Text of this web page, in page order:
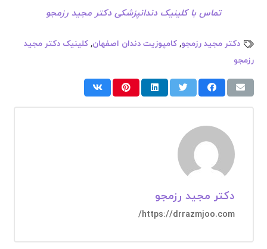
تماس با کلینیک دندانپزشکی دکتر مجید رزمجو
دکتر مجید رزمجو, کامپوزیت دندان اصفهان, کلینیک دکتر مجید
رزمجو
دکتر مجید رزمجو
https://drrazmjoo.com/